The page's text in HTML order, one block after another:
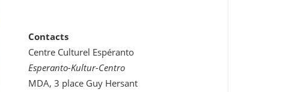
Contacts
Centre Culturel Espéranto
Esperanto-Kultur-Centro
MDA, 3 place Guy Hersant